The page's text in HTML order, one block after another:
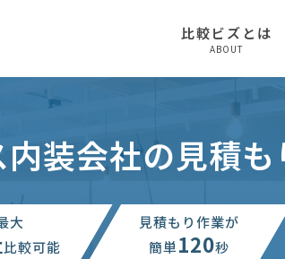
比較ビズとは
ABOUT
装会社の見積も
大
比較可能
見積もり作業が
簡単120秒